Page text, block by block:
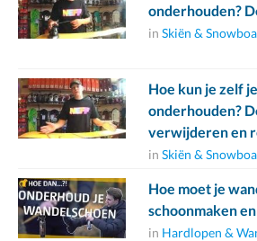
onderhouden?
in Skiën &
Hoe kun je zelf
onderhouden?
verwijderen en
in Skiën &
Hoe moet je
schoonmaken
in Hardlopen &